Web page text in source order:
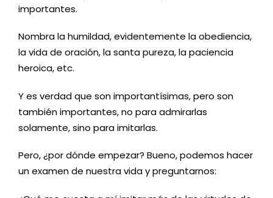
importantes.
Nombra la humildad, evidentemente la obediencia,
la vida de oración, la santa pureza, la paciencia
heroica, etc.
Y es verdad que son importantísimas, pero son
también importantes, no para admirarlas
solamente, sino para imitarlas.
Pero, ¿por dónde empezar? Bueno, podemos hacer
un examen de nuestra vida y preguntarnos: